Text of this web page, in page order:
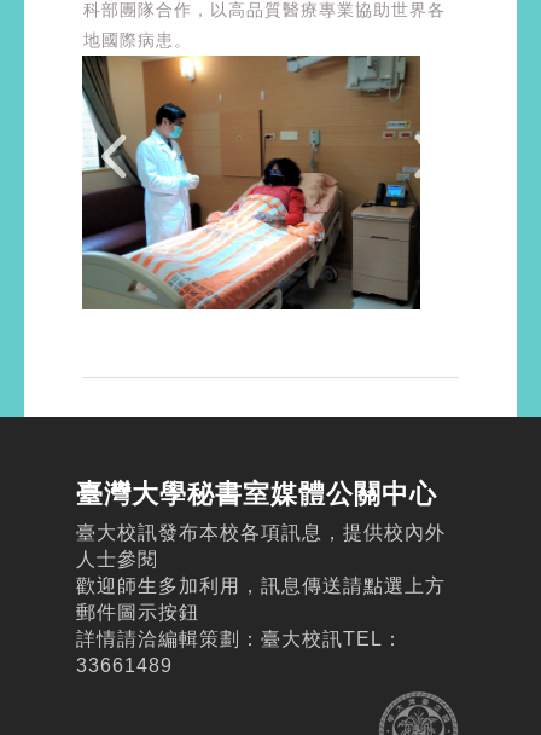
科部團隊合作，以高品質醫療專業協助世界各
地國際病患。
臺灣大學秘書室媒體公關中心
臺大校訊發布本校各項訊息，提供校內外
人士參閱
歡迎師生多加利用，訊息傳送請點選上方
郵件圖示按鈕
詳情請洽編輯策劃：臺大校訊TEL：
33661489